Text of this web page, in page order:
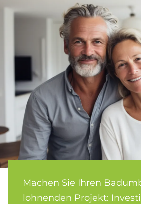
Machen Sie Ihren
lohnenden Projekt: